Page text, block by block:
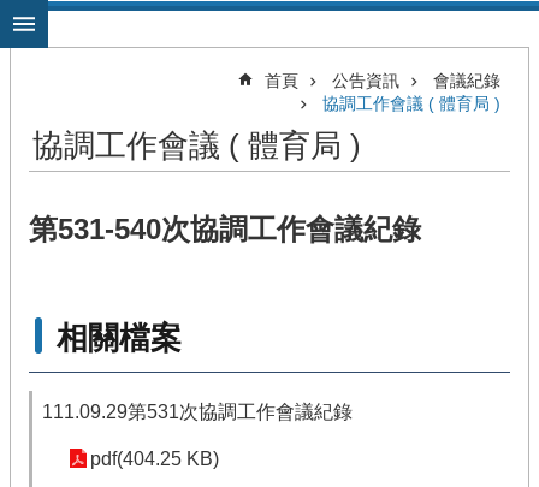
跳到主要內容區塊
首頁 公告資訊
會議紀錄
協調工作會議 ( 體育局 )
協調工作會議 ( 體育局 )
第531-540次協調工作會議紀錄
相關檔案
111.09.29第531次協調工作會議紀錄
pdf(404.25 KB)